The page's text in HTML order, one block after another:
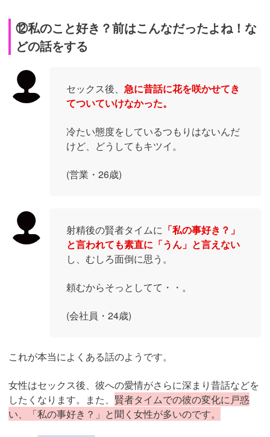
⑫私のこと好き？前はこんなだったよね！な
どの話をする
セックス後、 急に昔話に花を咲かせてき
てついていけなかった。
冷たい態度をしているつもりはないんだ
けど、どうしてもキツイ。
(営業・26歳)
射精後の賢者タイムに 「私の事好き？」
と言われても素直に「うん」と言えない
し、むしろ面倒に思う。
頼むからそっとしてて・・。
(会社員・24歳)
これが本当によくある話のようです。
女性はセックス後、彼への愛情がさらに深まり昔話などを
したくなります。また、 賢者タイムでの彼の変化に戸惑
い、「私の事好き？」と聞く女性が多いのです。